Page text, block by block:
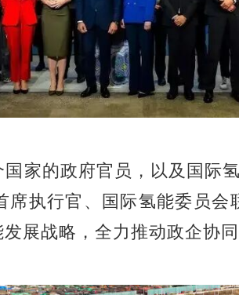
家的政府官员，以及 国际
执行官、
国际氢能委员会
展战略，全力推动政企协同